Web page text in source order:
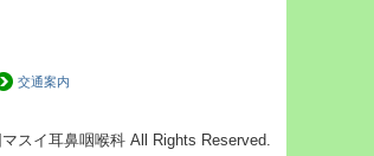
交通案内
スイ耳鼻咽喉科 All Rights Reserved.